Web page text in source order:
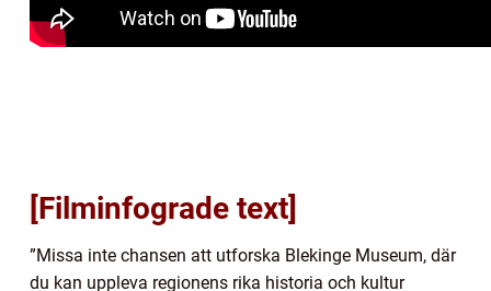
[Filminfograde text]
”Missa inte chansen att utforska Blekinge Museum, där
du kan uppleva regionens rika historia och kultur